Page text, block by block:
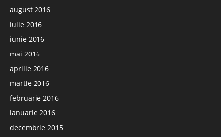
august 2016
iulie 2016
iunie 2016
mai 2016
aprilie 2016
martie 2016
februarie 2016
ianuarie 2016
decembrie 2015